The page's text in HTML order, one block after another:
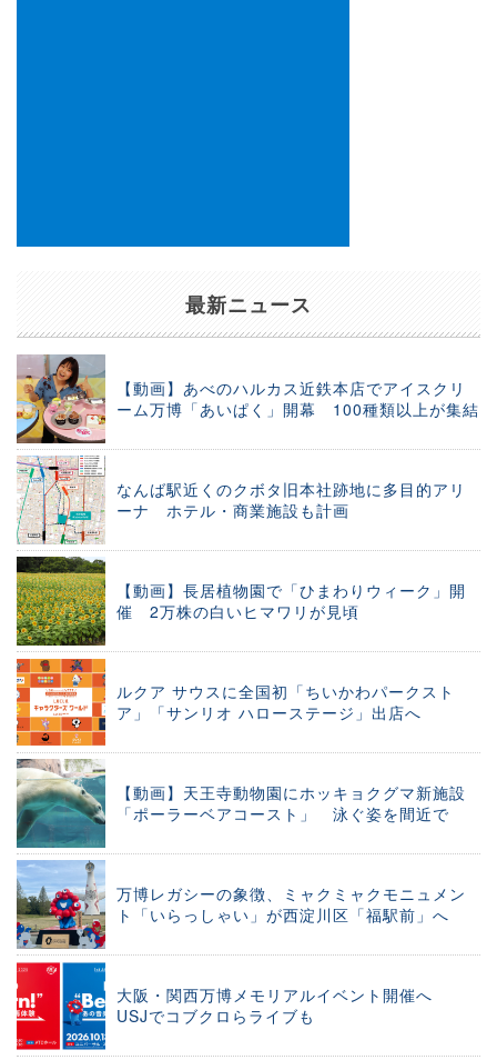
最新ニュース
【動画】あべのハルカス近鉄本店でアイスクリ
ーム万博「あいぱく」開幕 100種類以上が集結
なんば駅近くのクボタ旧本社跡地に多目的アリ
ーナ ホテル・商業施設も計画
【動画】長居植物園で「ひまわりウィーク」開
催 2万株の白いヒマワリが見頃
ルクア サウスに全国初「ちいかわパークスト
ア」「サンリオ ハローステージ」出店へ
【動画】天王寺動物園にホッキョクグマ新施設
「ポーラーベアコースト」 泳ぐ姿を間近で
万博レガシーの象徴、ミャクミャクモニュメン
ト「いらっしゃい」が西淀川区「福駅前」へ
大阪・関西万博メモリアルイベント開催へ
USJでコブクロらライブも